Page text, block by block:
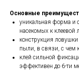
Основные
уникальная форма и
насекомых к клеевой
конструкция
пыли, в связи, с чем
клей сильной
эффективен до 6-ти